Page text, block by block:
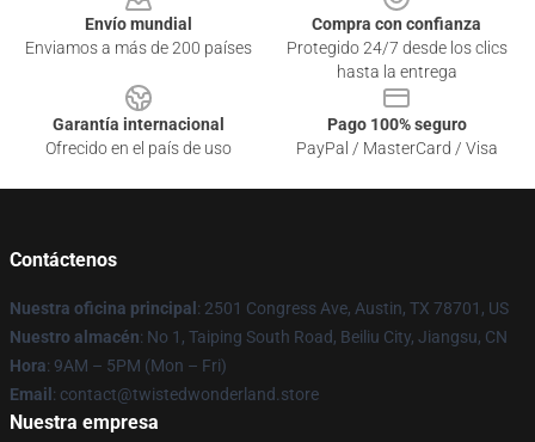
Envío mundial
Enviamos a más de 200 países
Compra con confianza
Protegido 24/7 desde los clics
hasta la entrega
Garantía internacional
Ofrecido en el país de uso
Pago 100% seguro
PayPal / MasterCard / Visa
Contáctenos
Nuestra oficina principal : 2501 Congress Ave, Austin, TX 78701, US
Nuestro almacén: No 1, Taiping South Road, Beiliu City, Jiangsu, CN
Hora: 9AM – 5PM (Mon – Fri)
Email : contact@twistedwonderland.store
Nuestra empresa